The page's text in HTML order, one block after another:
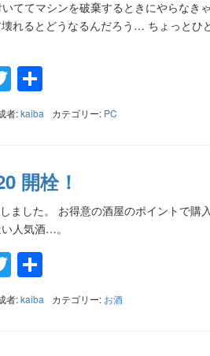
ててマシンを破棄するときにやらなき
れるとどうなるんだろう… ちょっとひ
Twitter
有
者:kaiba カテゴリー: PC
開栓！
ました。 お得意の酒屋のポイントで購
人気酒…。
Twitter
有
者:kaiba カテゴリー: お酒